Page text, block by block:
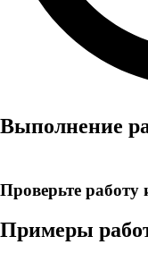
Выполнение
Проверьте работу
Примеры